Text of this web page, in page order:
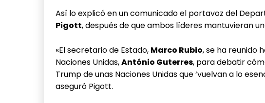
Así lo explicó en un comunicado el portavoz del
Pigott, después de que ambos líderes mantuvieran
«El secretario de Estado, Marco Rubio, se ha reunido
Naciones Unidas,António Guterres, para debatir
Trump de unas Naciones Unidas que ‘vuelvan a lo
aseguró Pigott.